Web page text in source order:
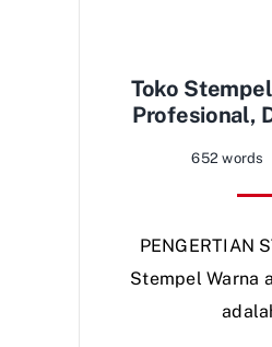
Toko
Profesional,
652 words
PENGERTIAN
Stempel Warna